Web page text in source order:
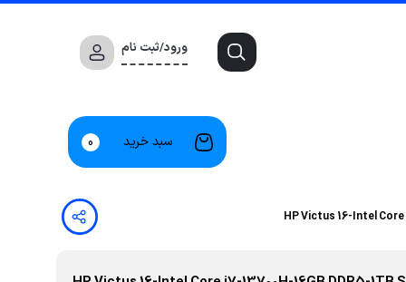
ورود/ثبت نام
سبد خرید 0